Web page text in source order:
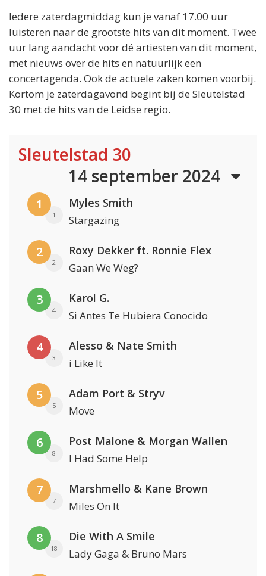
Iedere zaterdagmiddag kun je vanaf 17.00 uur
luisteren naar de grootste hits van dit moment. Twee
uur lang aandacht voor dé artiesten van dit moment,
met nieuws over de hits en natuurlijk een
concertagenda. Ook de actuele zaken komen voorbij.
Kortom je zaterdagavond begint bij de Sleutelstad
30 met de hits van de Leidse regio.
Sleutelstad 30
14 september 2024
1
1
Myles Smith
Stargazing
2
2
Roxy Dekker ft. Ronnie Flex
Gaan We Weg?
3
4
Karol G.
Si Antes Te Hubiera Conocido
4
3
Alesso & Nate Smith
i Like It
5
5
Adam Port & Stryv
Move
6
8
Post Malone & Morgan Wallen
I Had Some Help
7
7
Marshmello & Kane Brown
Miles On It
8
18
Die With A Smile
Lady Gaga & Bruno Mars